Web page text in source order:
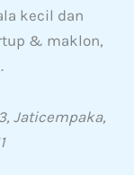
kecil dan
& maklon,
Jaticempaka,